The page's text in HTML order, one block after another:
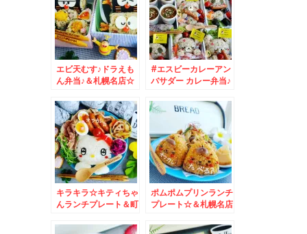
エビ天むす♪ドラえも
ん弁当♪＆札幌名店☆
#エスビーカレーアン
バサダー カレー弁当♪
ｗ
キラキラ☆キティちゃ
んランチプレート＆町
店☆
ポムポムプリンランチ
プレート☆＆札幌名店